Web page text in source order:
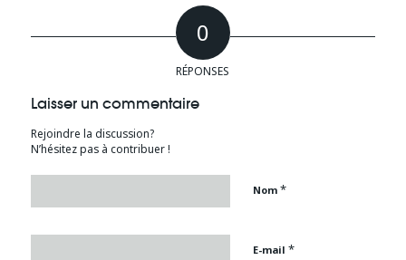
0
RÉPONSES
Laisser un commentaire
Rejoindre la discussion?
N’hésitez pas à contribuer !
Nom *
E-mail *